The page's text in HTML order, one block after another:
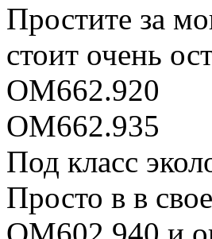
Простите за
стоит очень
ОМ662.920
ОМ662.935
Под класс
Просто в в